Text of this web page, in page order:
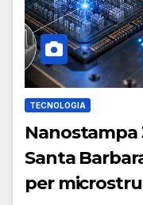
TECNOLOGIA
Nanostampa
Santa
per